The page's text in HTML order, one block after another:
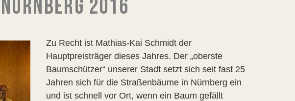
2016
Zu Recht ist Mathias-Kai Schmidt der
Hauptpreisträger dieses Jahres. Der „oberste
Baumschützer“ unserer Stadt setzt sich seit fast 25
Jahren sich für die Straßenbäume in Nürnberg ein
und ist schnell vor Ort, wenn ein Baum gefällt